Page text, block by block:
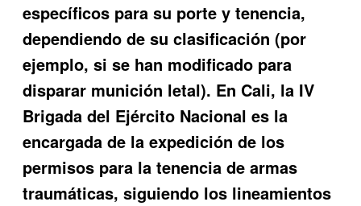
específicos para su porte y tenencia,
dependiendo de su clasificación (por
ejemplo, si se han modificado para
disparar munición letal). En Cali, la IV
Brigada del Ejército Nacional es la
encargada de la expedición de los
permisos para la tenencia de armas
traumáticas, siguiendo los lineamientos